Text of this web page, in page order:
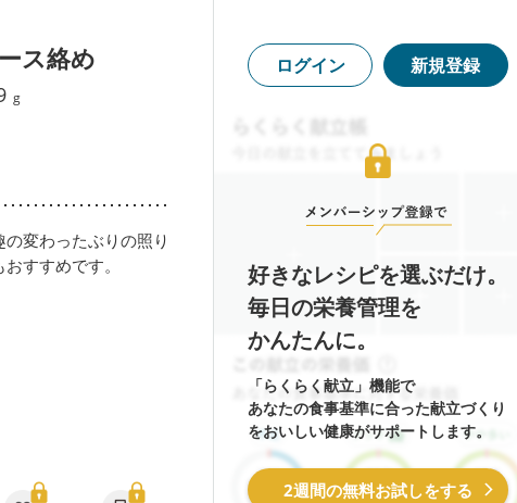
ス絡め
g
変わったぶりの照り
すすめです。
ログイン 新規登録
好きなレシピを選ぶだけ。
毎日の栄養管理を
かんたんに。
「らくらく献立」機能で
あなたの食事基準に合った献立づくり
をおいしい健康がサポートします。
2週間の無料お試しをする